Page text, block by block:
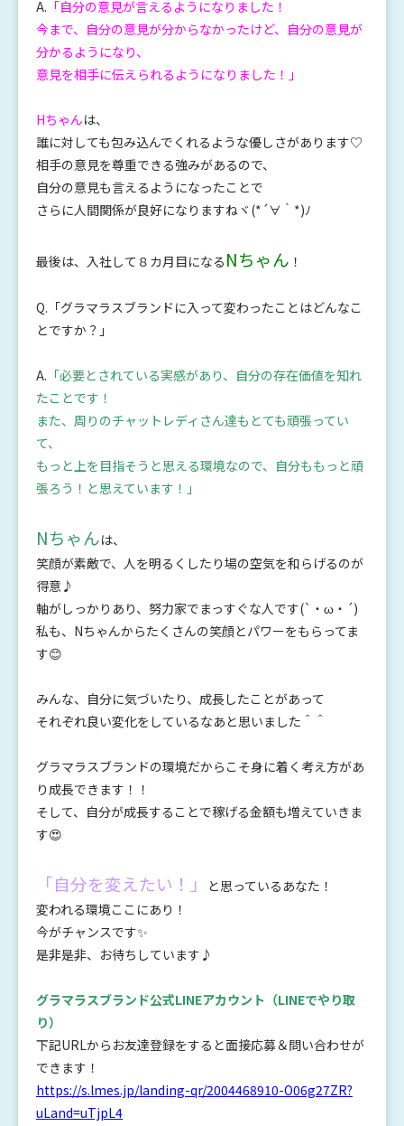
A. 「自分の意見が言えるようになりました！
今まで、自分の意見が分からなかったけど、自分の意見が
分かるようになり、
意見を相手に伝えられるようになりました！」
Hちゃんは、
誰に対しても包み込んでくれるような優しさがあります♡
相手の意見を尊重できる強みがあるので、
自分の意見も言えるようになったことで
さらに人間関係が良好になりますねヾ(*´∀｀*)ﾉ
最後は、入社して８カ月目になる Nちゃん ！
Q.「グラマラスブランドに入って変わったことはどんなこ
とですか？」
A. 「必要とされている実感があり、自分の存在価値を知れ
たことです！
また、周りのチャットレディさん達もとても頑張ってい
て、
もっと上を目指そうと思える環境なので、自分ももっと頑
張ろう！と思えています！」
Nちゃんは、
笑顔が素敵で、人を明るくしたり場の空気を和らげるのが
得意♪
軸がしっかりあり、努力家でまっすぐな人です(`・ω・´)
私も、Nちゃんからたくさんの笑顔とパワーをもらってま
す😊
みんな、自分に気づいたり、成長したことがあって
それぞれ良い変化をしているなあと思いました＾＾
グラマラスブランドの環境だからこそ身に着く考え方があ
り成長できます！！
そして、自分が成長することで稼げる金額も増えていきま
す😍
「自分を変えたい！」
と思っているあなた！
変われる環境ここにあり！
今がチャンスです✨
是非是非、お待ちしています♪
グラマラスブランド公式LINEアカウント （LINEでやり取
り）
下記URLからお友達登録をすると面接応募＆問い合わせが
できます！
https://s.lmes.jp/landing-qr/2004468910-O06g27ZR?
uLand=uTjpL4